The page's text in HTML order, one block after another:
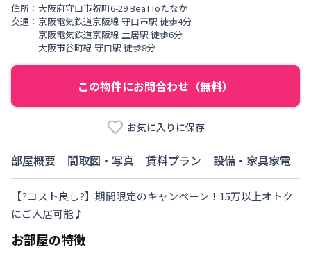
住所： 大阪府守口市祝町6-29 BeaTToたなか
交通： 京阪電気鉄道京阪線 守口市駅 徒歩4分
京阪電気鉄道京阪線 土居駅 徒歩6分
大阪市谷町線 守口駅 徒歩8分
この物件にお問合わせ（無料）
お気に入りに保存
部屋概要 間取図・写真 賃料プラン 設備・家具家電
【?コスト良し?】期間限定のキャンペーン！15万以上オトク
にご入居可能♪
お部屋の特徴